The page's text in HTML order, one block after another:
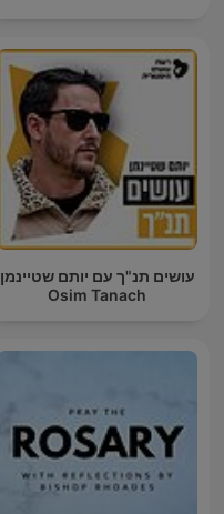
עושים תנ"ך עם יותם שטיינמן
Osim Tanach